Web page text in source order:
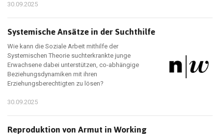
30.09.2025
Systemische Ansätze in der Suchthilfe
Wie kann die Soziale Arbeit mithilfe der
Systemischen Theorie suchterkrankte junge
Erwachsene dabei unterstützen, co-abhängige
Beziehungsdynamiken mit ihren
Erziehungsberechtigten zu lösen?
30.09.2025
Reproduktion von Armut in Working